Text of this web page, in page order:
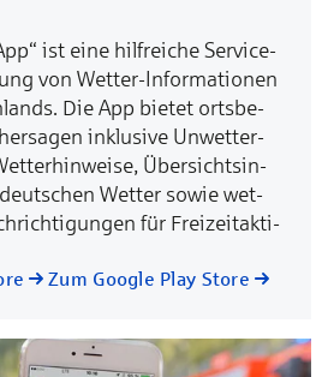
ist ei­ne hilf­rei­che Ser­vice-
von Wet­ter-In­for­­ma­tio­nen
Die App bie­tet orts­­be­
in­klu­­si­ve Un­wet­­ter­
Über­­sichts­­­in­
Wet­ter so­wie wet­
für Frei­­zeit­­­ak­ti­­
Zum Google Play Store